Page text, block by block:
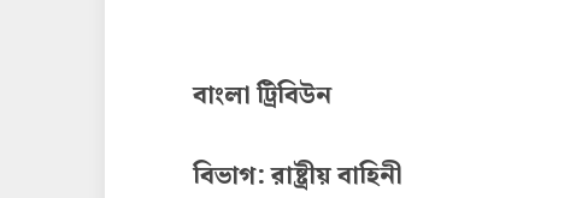
বাংলা ট্রিবিউন
বিভাগ: রাষ্ট্রীয় বাহিনী